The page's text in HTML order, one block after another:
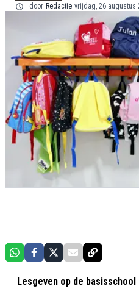
door Redactie vrijdag, 26 augustus
Lesgeven op de